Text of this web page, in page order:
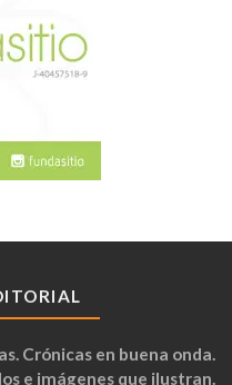
Crónicas en buena onda.
e imágenes que ilustran.